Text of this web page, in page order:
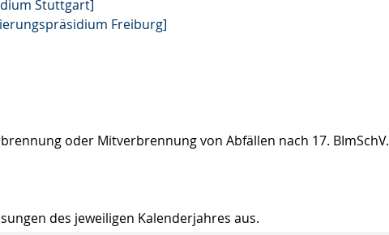
Stuttgart]
Freiburg]
oder Mitverbrennung von Abfällen nach 17. BImSchV.
des jeweiligen Kalenderjahres aus.